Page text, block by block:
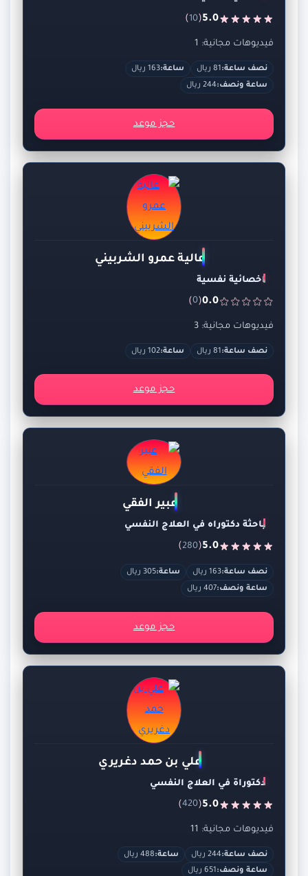
5.0
(
10
)
فيديوهات مجانية: 1
نصف ساعة:81 ريال ساعة:163 ريال
ساعة ونصف:244 ريال
حجز موعد
عالية عمرو الشربيني
اخصائية نفسية
0.0
(
0
)
فيديوهات مجانية: 3
نصف ساعة:81 ريال ساعة:102 ريال
حجز موعد
عبير الفقي
باحثة دكتوراه في العلاج النفسي
5.0
(
280
)
نصف ساعة:163 ريال ساعة:305 ريال
ساعة ونصف:407 ريال
حجز موعد
علي بن حمد دغريري
دكتوراة في العلاج النفسي
5.0
(
420
)
فيديوهات مجانية: 11
نصف ساعة:244 ريال ساعة:488 ريال
ساعة ونصف:651 ريال